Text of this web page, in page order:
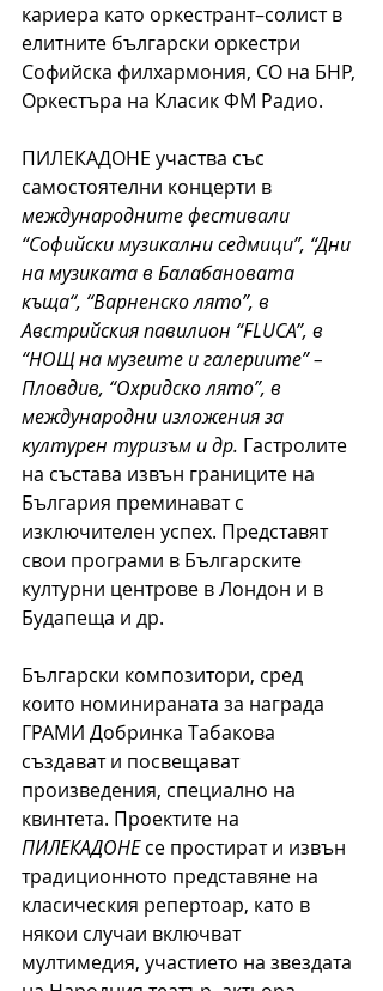
кариера като оркестрант–солист в
елитните български оркестри
Софийска филхармония, СО на БНР,
Оркестъра на Класик ФМ Радио.
ПИЛЕКАДОНЕ участва със
самостоятелни концерти в
международните фестивали
“Софийски музикални седмици”, “Дни
на музиката в Балабановата
къща“, “Варненско лято”, в
Австрийския павилион “FLUCA”, в
“НОЩ на музеите и галериите” –
Пловдив, “Охридско лято”, в
международни изложения за
културен туризъм и др. Гастролите
на състава извън границите на
България преминават с
изключителен успех. Представят
свои програми в Българските
културни центрове в Лондон и в
Будапеща и др.
Български композитори, сред
които номинираната за награда
ГРАМИ Добринка Табакова
създават и посвещават
произведения, специално на
квинтета. Проектите на
ПИЛЕКАДОНЕ се простират и извън
традиционното представяне на
класическия репертоар, като в
някои случаи включват
мултимедия, участието на звездата